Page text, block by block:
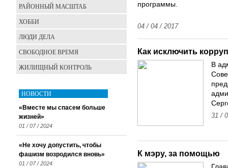
программы.
04 / 04 / 2017
Как исключить
В
31 /
К мэру, за помощью
РАЙОННЫЙ МАСШТАБ
ХОББИ
ЛЮДИ ДЕЛА
СВОБОДНОЕ ВРЕМЯ
ЖИЛИЩНЫЙ КОНТРОЛЬ
НОВОСТИ
«Вместе мы спасем больше
жизней»
01 / 07 / 2024
«Не хочу допустить, чтобы
фашизм возродился вновь»
01 / 07 / 2024